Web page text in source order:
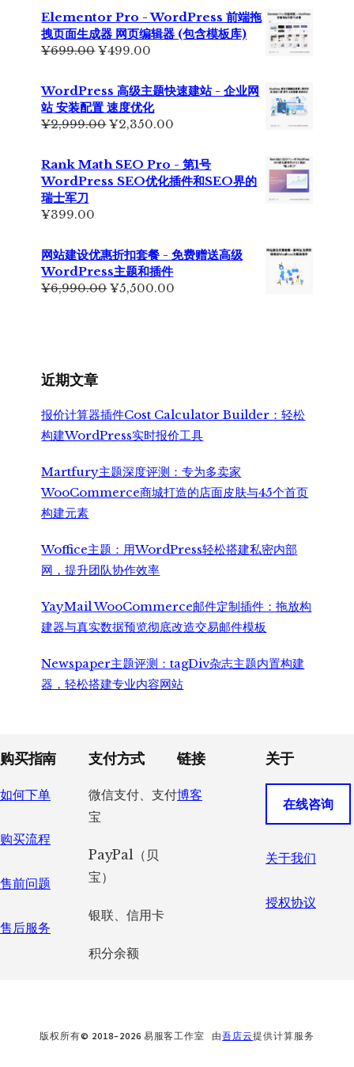
¥7,999.00。
价
格
为：
Elementor Pro - WordPress 前端拖
拽页面生成器 网页编辑器 (包含模板库)
¥699.00原
为：
¥699.00。
¥499.00
价
格
为：
¥499.00。
WordPress 高级主题快速建站 - 企业网
站 安装配置 速度优化
¥2,999.00原
¥2,999.00。
¥2,350.00
价
格
为：
Rank Math SEO Pro - 第1号
WordPress SEO优化插件和SEO界的
瑞士军刀
¥399.00
网站建设优惠折扣套餐 - 免费赠送高级
WordPress主题和插件
¥6,990.00原
¥5,500.00
近期文章
报价计算器插件Cost Calculator Builder：轻松
构建WordPress实时报价工具
Martfury主题深度评测：专为多卖家
WooCommerce商城打造的店面皮肤与45个首页
构建元素
Woffice主题：用WordPress轻松搭建私密内部
网，提升团队协作效率
YayMail WooCommerce邮件定制插件：拖放构
建器与真实数据预览彻底改造交易邮件模板
Newspaper主题评测：tagDiv杂志主题内置构建
器，轻松搭建专业内容网站
Footer
购买指南
如何下单
购买流程
售前问题
售后服务
支付方式
微信支付、支付
宝
PayPal（贝
宝）
银联、信用卡
积分余额
链接
博客
关于
在线咨询
关于我们
授权协议
版权所有© 2018–2026 易服客工作室 由吾店云提供计算服务